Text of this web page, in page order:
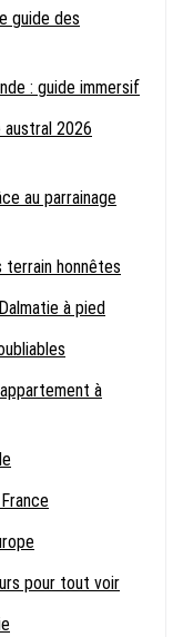
guide des
: guide immersif
austral 2026
au parrainage
terrain honnêtes
à pied
à
pour tout voir